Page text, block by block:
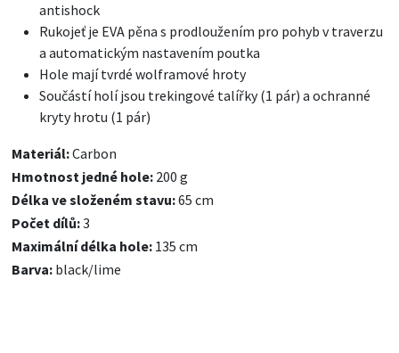
antishock
Rukojeť je EVA pěna s prodloužením pro pohyb v traverzu
a automatickým nastavením poutka
Hole mají tvrdé wolframové hroty
Součástí holí jsou trekingové talířky (1 pár) a ochranné
kryty hrotu (1 pár)
Materiál:Carbon
Hmotnost jedné hole: 200 g
Délka ve složeném stavu:65 cm
Počet dílů:3
Maximální délka hole: 135 cm
Barva: black/lime